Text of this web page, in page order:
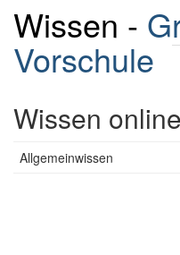
Wissen -
Vorschule
Wissen
Allgemeinwissen